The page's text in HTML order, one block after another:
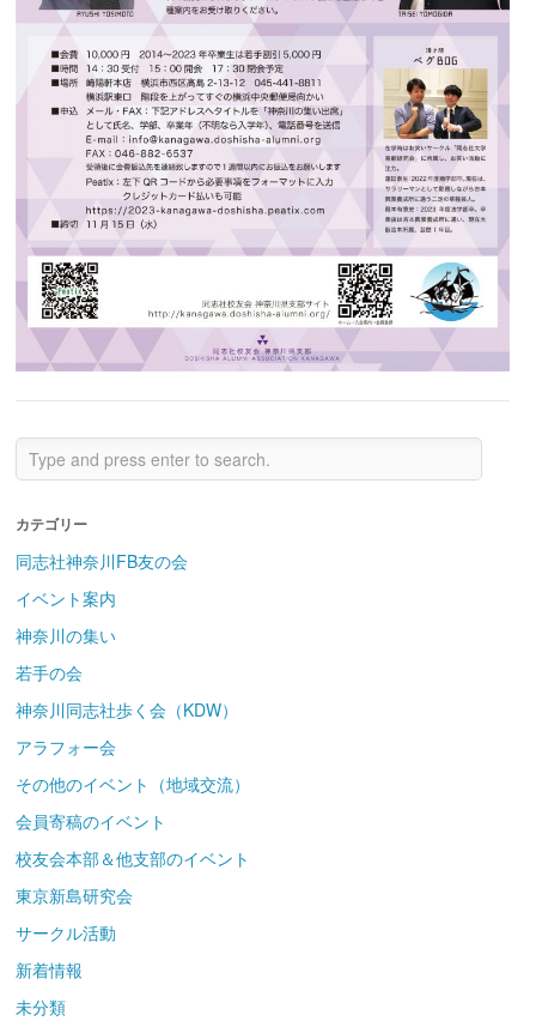
カテゴリー
同志社神奈川FB友の会
イベント案内
神奈川の集い
若手の会
神奈川同志社歩く会（KDW）
アラフォー会
その他のイベント（地域交流）
会員寄稿のイベント
校友会本部＆他支部のイベント
東京新島研究会
サークル活動
新着情報
未分類